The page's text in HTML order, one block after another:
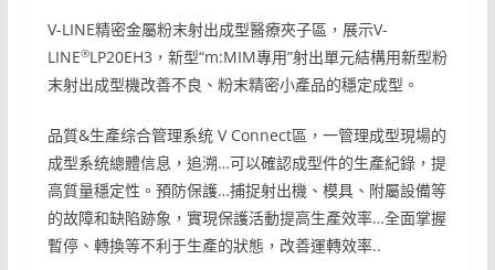
V-LINE精密金屬粉末射出成型醫療夾子區，展示V-
LINE®LP20EH3，新型“m:MIM專用”射出單元結構用新型粉
末射出成型機改善不良、粉末精密小產品的穩定成型。
品質&生產综合管理系统 V Connect區，一管理成型現場的
成型系统總體信息，追溯…可以確認成型件的生產紀錄，提
高質量穩定性。預防保護…捕捉射出機、模具、附屬設備等
的故障和缺陷跡象，實現保護活動提高生產效率…全面掌握
暫停、轉換等不利于生產的狀態，改善運轉效率..